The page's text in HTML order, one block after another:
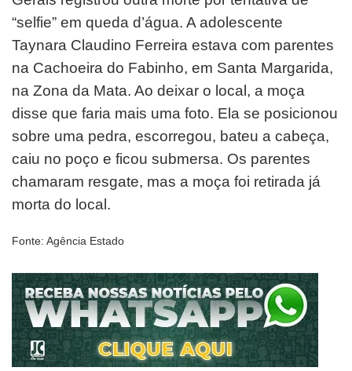
“selfie” em queda d’água. A adolescente
Taynara Claudino Ferreira estava com parentes
na Cachoeira do Fabinho, em Santa Margarida,
na Zona da Mata. Ao deixar o local, a moça
disse que faria mais uma foto. Ela se posicionou
sobre uma pedra, escorregou, bateu a cabeça,
caiu no poço e ficou submersa. Os parentes
chamaram resgate, mas a moça foi retirada já
morta do local.
Fonte: Agência Estado